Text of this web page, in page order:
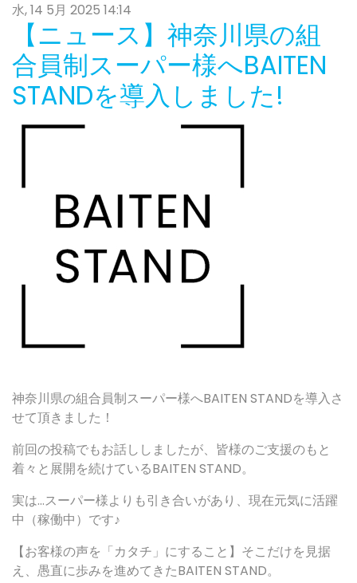
水, 14 5月 2025 14:14
【ニュース】神奈川県の組
合員制スーパー様へBAITEN
STANDを導入しました!
神奈川県の組合員制スーパー様へBAITEN STANDを導入さ
せて頂きました！
前回の投稿でもお話ししましたが、皆様のご支援のもと
着々と展開を続けているBAITEN STAND。
実は…スーパー様よりも引き合いがあり、現在元気に活躍
中（稼働中）です♪
【お客様の声を「カタチ」にすること】そこだけを見据
え、愚直に歩みを進めてきたBAITEN STAND。